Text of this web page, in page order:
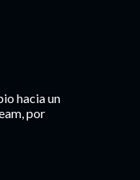
hacia un
por